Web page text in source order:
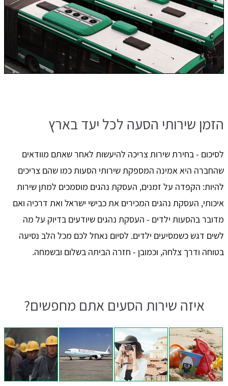
הזמן שירותי הסעה לכל יעד בארץ
לסיכום - בחירת שירות צריכה להיעשות לאחר שאתם מוודאים
שהחברה היא אמינה המספקת שירותי הסעות כמו שהם צריכים
להיות: הקפדה על זמנים, העסקת נהגים מוסמכים למתן שירות
איכותי, העסקת נהגים המכירים את כבישי ישראל ואת דרכיה ואם
מדובר בהסעות ילדים - העסקת נהגים שיודעים בדיוק על מה
לשים דגש כשמסיעים ילדים. לסיום נאחל לכם מכל הלב נסיעה
בטוחה ודרך צלחה, וכמובן - חזרה הביתה בשלום ובשמחה.
איזה שירות הסעים אתם מחפשים?